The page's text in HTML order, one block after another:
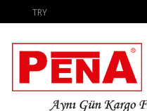
TRY